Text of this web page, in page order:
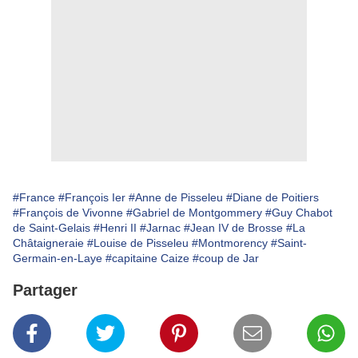
#France #François Ier #Anne de Pisseleu #Diane de Poitiers
#François de Vivonne #Gabriel de Montgommery #Guy Chabot
de Saint-Gelais #Henri II #Jarnac #Jean IV de Brosse #La
Châtaigneraie #Louise de Pisseleu #Montmorency #Saint-
Germain-en-Laye #capitaine Caize #coup de Jar
Partager